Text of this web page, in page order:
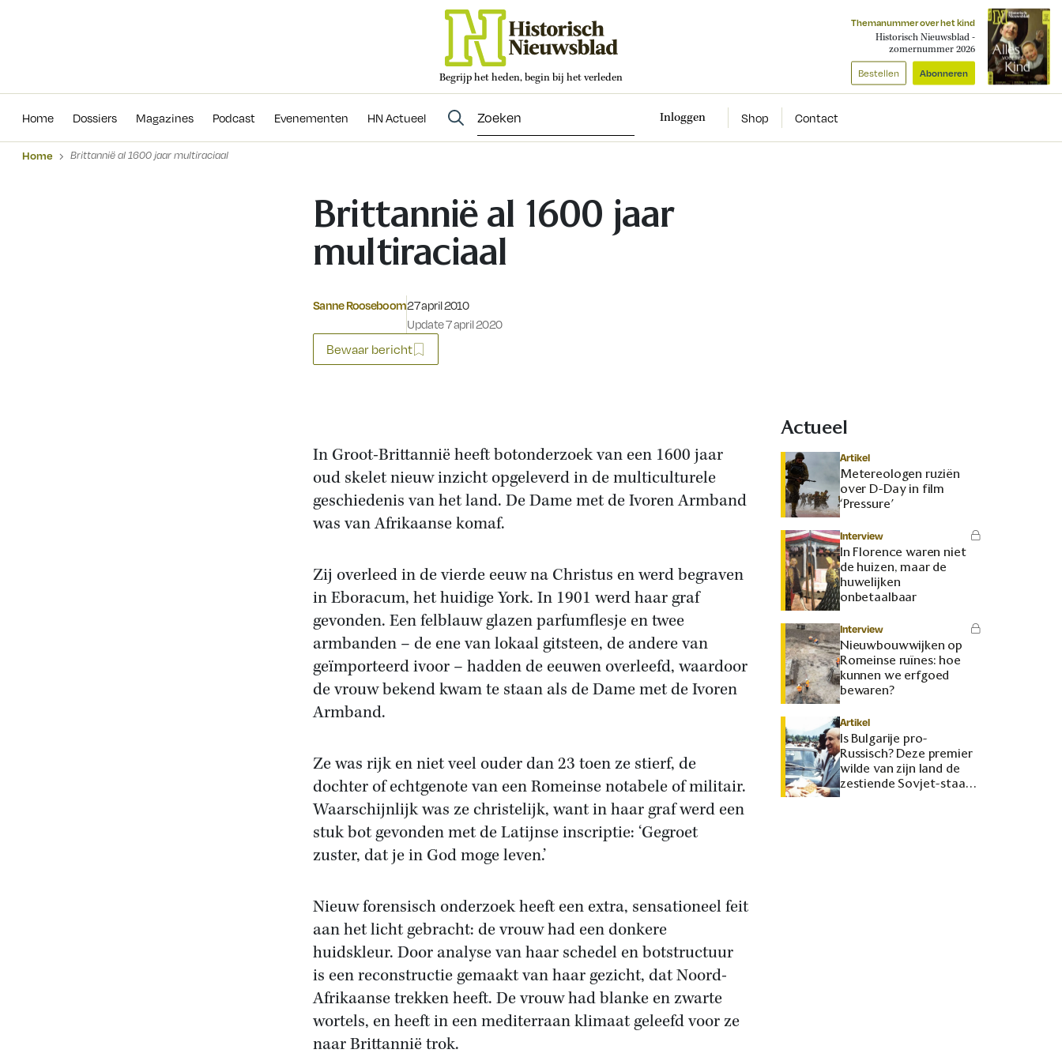
Begrijp het heden, begin bij het verleden
Themanummer over het kind
Historisch Nieuwsblad -
zomernummer 2026
Bestellen Abonneren
Home Dossiers Magazines Podcast Evenementen HN Actueel Inloggen Shop Contact
Evenementen
Home Brittannië al 1600 jaar multiraciaal
Brittannië al 1600 jaar
multiraciaal
Sanne RooseboomGepubliceerd op:
27 april 2010
Update 7 april 2020
Bewaar bericht
In Groot-Brittannië heeft botonderzoek van een 1600 jaar
oud skelet nieuw inzicht opgeleverd in de multiculturele
geschiedenis van het land. De Dame met de Ivoren Armband
was van Afrikaanse komaf.
Zij overleed in de vierde eeuw na Christus en werd begraven
in Eboracum, het huidige York. In 1901 werd haar graf
gevonden. Een felblauw glazen parfumflesje en twee
armbanden – de ene van lokaal gitsteen, de andere van
geïmporteerd ivoor – hadden de eeuwen overleefd, waardoor
de vrouw bekend kwam te staan als de Dame met de Ivoren
Armband.
Ze was rijk en niet veel ouder dan 23 toen ze stierf, de
dochter of echtgenote van een Romeinse notabele of militair.
Waarschijnlijk was ze christelijk, want in haar graf werd een
stuk bot gevonden met de Latijnse inscriptie: ‘Gegroet
zuster, dat je in God moge leven.’
Nieuw forensisch onderzoek heeft een extra, sensationeel feit
aan het licht gebracht: de vrouw had een donkere
huidskleur. Door analyse van haar schedel en botstructuur
is een reconstructie gemaakt van haar gezicht, dat Noord-
Afrikaanse trekken heeft. De vrouw had blanke en zwarte
wortels, en heeft in een mediterraan klimaat geleefd voor ze
naar Brittannië trok.
Actueel
Artikel
Metereologen ruziën
over D-Day in film
‘Pressure’
Interview
In Florence waren niet
de huizen, maar de
huwelijken
onbetaalbaar
Interview
Nieuwbouwwijken op
Romeinse ruïnes: hoe
kunnen we erfgoed
bewaren?
Artikel
Is Bulgarije pro-
Russisch? Deze premier
wilde van zijn land de
zestiende Sovjet-staat
maken